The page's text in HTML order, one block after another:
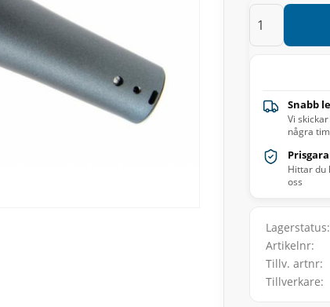
Snabb
Vi
några
Hittar du
oss
Lagerstatus
Artikelnr
Tillv. artnr
Tillverkare